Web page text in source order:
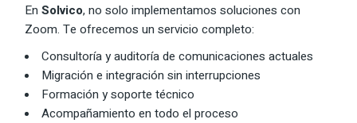
EnSolvico, no solo implementamos soluciones con
Zoom. Te ofrecemos un servicio completo:
Consultoría y auditoría de comunicaciones actuales
Migración e integración sin interrupciones
Formación y soporte técnico
Acompañamiento en todo el proceso